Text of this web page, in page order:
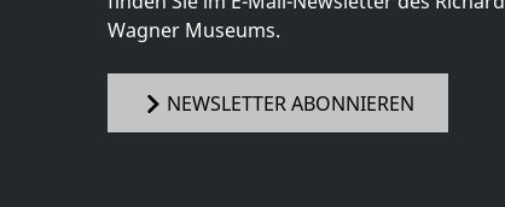
Wagner Museums.
NEWSLETTER ABONNIEREN